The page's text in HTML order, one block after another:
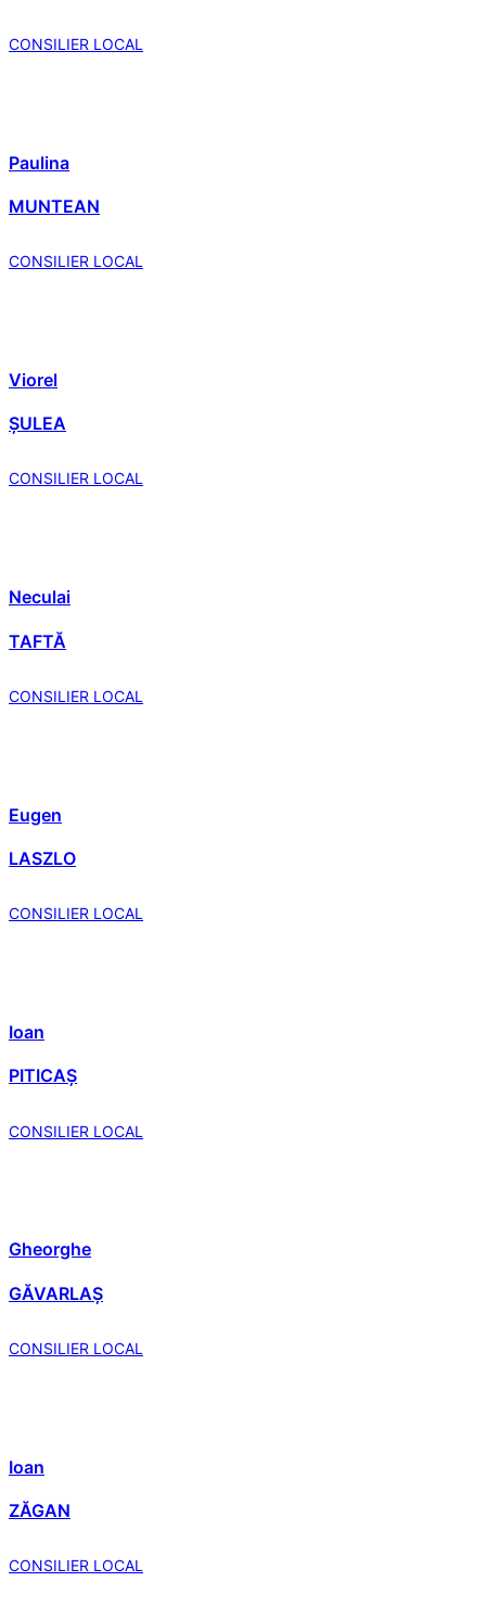
CONSILIER LOCAL
Paulina
MUNTEAN
CONSILIER LOCAL
Viorel
ȘULEA
CONSILIER LOCAL
Neculai
TAFTĂ
CONSILIER LOCAL
Eugen
LASZLO
CONSILIER LOCAL
Ioan
PITICAȘ
CONSILIER LOCAL
Gheorghe
GĂVARLAȘ
CONSILIER LOCAL
Ioan
ZĂGAN
CONSILIER LOCAL